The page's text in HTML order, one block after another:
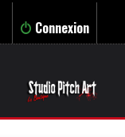
Connexion